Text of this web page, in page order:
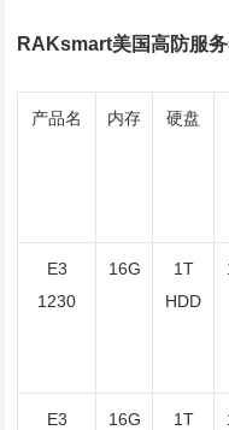
RAKsmart美国高防服
产品名 内存 硬盘
E3
1230
16G
1T
HDD
E3
16G
1T